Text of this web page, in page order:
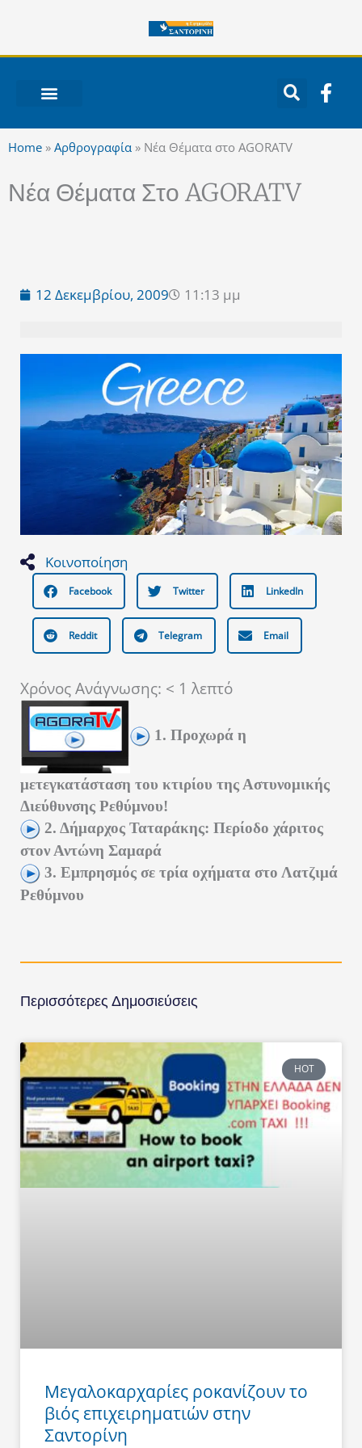
περιεχόμενο
F
a
Home » Αρθρογραφία » Νέα Θέματα στο AGORATV
Νέα Θέματα Στο AGORATV
12 Δεκεμβρίου, 2009 11:13 μμ
Κοινοποίηση
Facebook Twitter LinkedIn
Reddit Telegram Email
Χρόνος Ανάγνωσης: < 1 λεπτό
1. Προχωρά η
μετεγκατάσταση του κτιρίου της Αστυνομικής
Διεύθυνσης Ρεθύμνου!
2. Δήμαρχος Ταταράκης: Περίοδο χάριτος
στον Αντώνη Σαμαρά
3. Εμπρησμός σε τρία οχήματα στο Λατζιμά
Ρεθύμνου
Περισσότερες Δημοσιεύσεις
HOT
Μεγαλοκαρχαρίες ροκανίζουν το
βιός επιχειρηματιών στην
Σαντορίνη